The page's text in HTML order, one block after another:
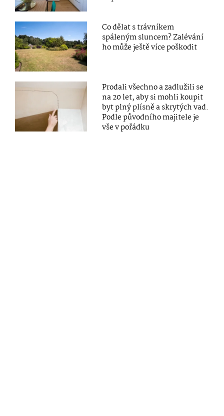
Co dělat s trávníkem
spáleným sluncem? Zalévání
ho může ještě více poškodit
Prodali všechno a zadlužili se
na 20 let, aby si mohli koupit
byt plný plísně a skrytých vad.
Podle původního majitele je
vše v pořádku